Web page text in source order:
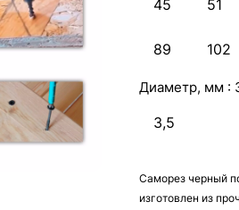
45 51
89 102
Диаметр, мм :
3,5
Саморез черный
изготовлен из